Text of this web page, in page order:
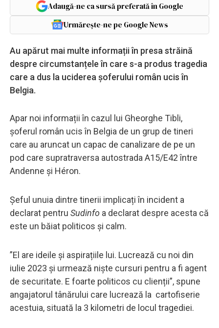
Adaugă-ne ca sursă preferată în Google
Urmărește-ne pe Google News
Au apărut mai multe informații în presa străină
despre circumstanțele în care s-a produs tragedia
care a dus la uciderea șoferului român ucis în
Belgia.
Apar noi informații în cazul lui Gheorghe Tibli,
șoferul român ucis în Belgia de un grup de tineri
care au aruncat un capac de canalizare de pe un
pod care supratraversa autostrada A15/E42 între
Andenne și Héron.
Șeful unuia dintre tinerii implicați în incident a
declarat pentru Sudinfo a declarat despre acesta că
este un băiat politicos și calm.
”El are ideile și aspirațiile lui. Lucrează cu noi din
iulie 2023 și urmează niște cursuri pentru a fi agent
de securitate. E foarte politicos cu clienții”, spune
angajatorul tânărului care lucrează la cartofiserie
acestuia, situată la 3 kilometri de locul tragediei.